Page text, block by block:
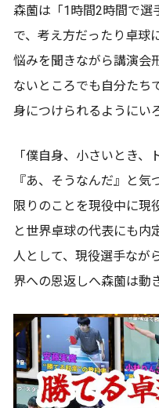
森薗は「1時間2時間で選
で、考え方だったり卓球
悩みを聞きながら講演会
ないところでも自分たち
身につけられるようにい
「僕自身、小さいとき
『あ、そうなんだ』と
限りのことを現役中に現
と世界卓球の代表にも内
人として、現役選手なが
界への恩返しへ森薗は動